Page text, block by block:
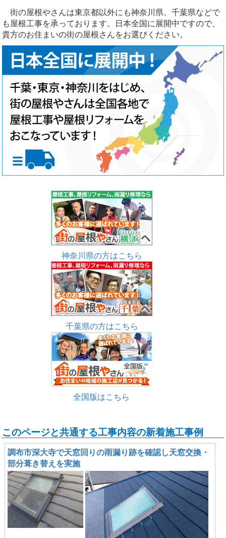
街の屋根やさんは東京都以外にも神奈川県、千葉県などで
も屋根工事を承っております。日本全国に展開中ですので、
貴方のお住まいの街の屋根さんをお選びください。
神奈川県の方はこちら
千葉県の方はこちら
全国版はこちら
このページと共通する工事内容の新着施工事例
調布市深大寺で天窓回りの雨漏り跡を確認し天窓交換・
部分葺き替えを実施